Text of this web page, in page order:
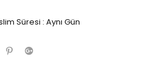
Süresi : Aynı Gün